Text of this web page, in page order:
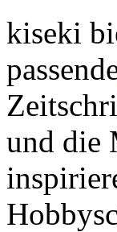
kiseki
und die